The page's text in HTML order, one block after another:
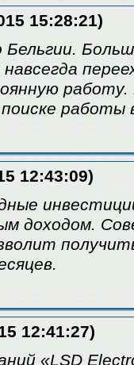
15:28:21)
работу.
работы
12:43:09)
доходом.
12:41:27)
«LSD